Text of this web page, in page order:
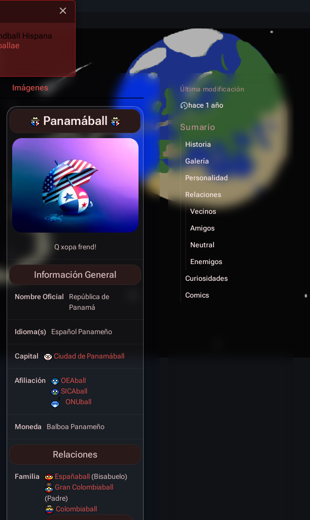
Hispana
Imágenes
Panamáball
Q xopa frend!
Información General
Nombre Oficial
República de
Panamá
Idioma(s) Español Panameño
Capital Ciudad de Panamáball
Afiliación
OEAball
SICAball
ONUball
Moneda Balboa Panameño
Relaciones
Familia Españaball(Bisabuelo)
Gran Colombiaball
(Padre)
Colombiaball
Última modificación
hace 1 año
Sumario
Historia
Galería
Personalidad
Relaciones
Vecinos
Amigos
Neutral
Enemigos
Curiosidades
Comics